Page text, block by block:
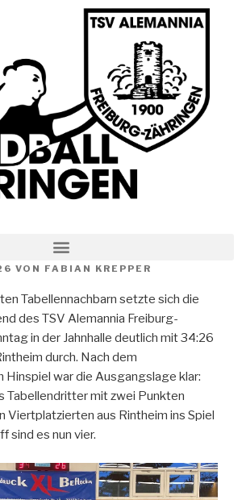
VON FABIAN KREPPER
Tabellennachbarn setzte sich die
des TSV Alemannia Freiburg-
in der Jahnhalle deutlich mit 34:26
durch. Nach dem
Hinspiel war die Ausgangslage klar:
Tabellendritter mit zwei Punkten
Viertplatzierten aus Rintheim ins Spiel
sind es nun vier.